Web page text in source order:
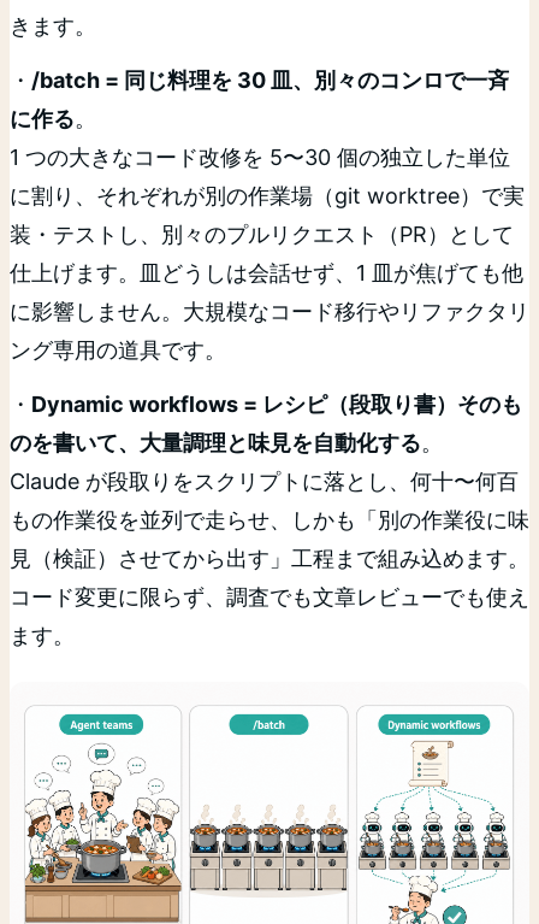
きます。
・ /batch = 同じ料理を 30 皿、別々のコンロで一斉
に作る。
1 つの大きなコード改修を 5〜30 個の独立した単位
に割り、それぞれが別の作業場（git worktree）で実
装・テストし、別々のプルリクエスト（PR）として
仕上げます。皿どうしは会話せず、1 皿が焦げても他
に影響しません。大規模なコード移行やリファクタリ
ング専用の道具です。
・ Dynamic workflows = レシピ（段取り書）そのも
のを書いて、大量調理と味見を自動化する。
Claude が段取りをスクリプトに落とし、何十〜何百
もの作業役を並列で走らせ、しかも「別の作業役に味
見（検証）させてから出す」工程まで組み込めます。
コード変更に限らず、調査でも文章レビューでも使え
ます。